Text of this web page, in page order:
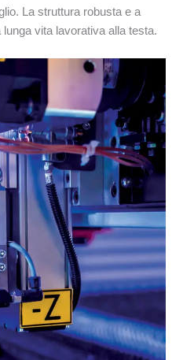
La struttura robusta e a
vita lavorativa alla testa.